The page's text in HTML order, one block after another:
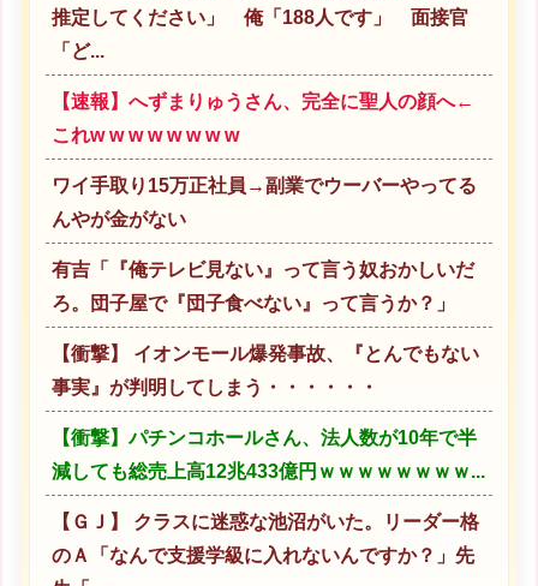
推定してください」 俺「188人です」 面接官
「ど...
【速報】へずまりゅうさん、完全に聖人の顔へ←
これw w w w w w w w
ワイ手取り15万正社員→副業でウーバーやってる
んやが金がない
有吉「『俺テレビ見ない』って言う奴おかしいだ
ろ。団子屋で『団子食べない』って言うか？」
【衝撃】 イオンモール爆発事故、『とんでもない
事実』が判明してしまう・・・・・・
【衝撃】パチンコホールさん、法人数が10年で半
減しても総売上高12兆433億円ｗｗｗｗｗｗｗｗ...
【ＧＪ】 クラスに迷惑な池沼がいた。リーダー格
のＡ「なんで支援学級に入れないんですか？」先